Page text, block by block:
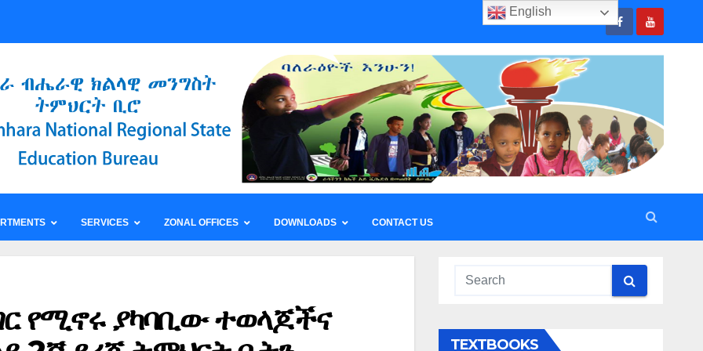
SERVICES ZONAL OFFICES DOWNLOADS CONTACT US
የሚኖሩ ያካባቢው ተወላጆችና
TEXTBOOKS
English